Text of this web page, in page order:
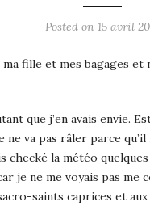
Posted on 15 avril
fille et mes bagages
que j’en avais envie.
ne va pas râler parce
checké la météo
je ne me voyais pas me
saints caprices et